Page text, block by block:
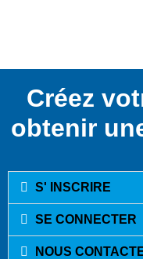
Créez
obtenir
S' INSCRIRE
SE CONNECTER
NOUS